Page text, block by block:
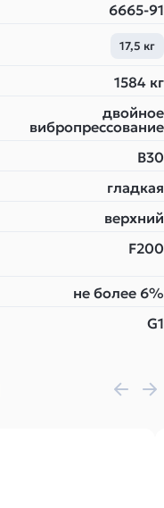
6665-91
17,5 кг
1584 кг
двойное
вибропрессование
B30
гладкая
верхний
F200
не более 6%
G1